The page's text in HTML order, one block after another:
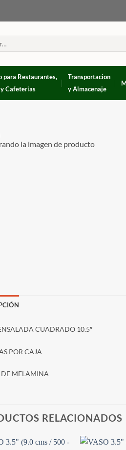
para Restaurantes,
y Cafeterias
Transportacion
y Almacenaje
CUADRADO 10.5″
POR CAJA
DE MELAMINA
RELACIONADOS